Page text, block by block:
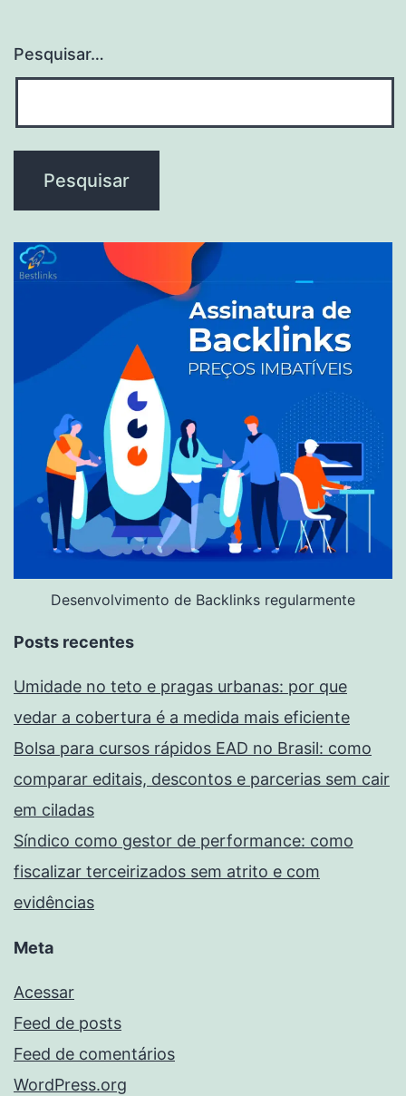
Pesquisar…
Desenvolvimento de Backlinks regularmente
Posts recentes
Umidade no teto e pragas urbanas: por que
vedar a cobertura é a medida mais eficiente
Bolsa para cursos rápidos EAD no Brasil: como
comparar editais, descontos e parcerias sem cair
em ciladas
Síndico como gestor de performance: como
fiscalizar terceirizados sem atrito e com
evidências
Meta
Acessar
Feed de posts
Feed de comentários
WordPress.org